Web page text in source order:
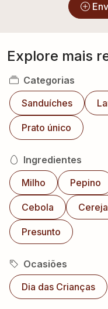
Explore mais
Categorias
Sanduíches
Prato único
Ingredientes
Milho
Pepino
Cebola Cereja
Presunto
Ocasiões
Dia das Crianças